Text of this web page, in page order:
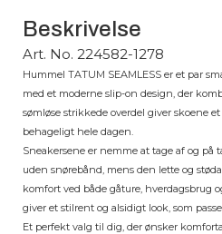
Beskrivelse
Art. No. 224582-1278
Hummel TATUM SEAMLESS er et par
med et moderne slip-on design, der
sømløse strikkede overdel giver skoene
behageligt hele dagen.
Sneakersene er nemme at tage af og på
uden snørebånd, mens den lette og
komfort ved både gåture, hverdagsbrug
giver et stilrent og alsidigt look, som
Et perfekt valg til dig, der ønsker